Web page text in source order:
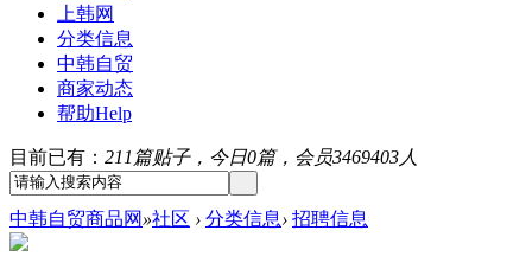
上韩网
分类信息
中韩自贸
商家动态
帮助Help
目前已有： 211篇贴子，今日0篇，会员3469403人
中韩自贸商品网 »社区 › 分类信息› 招聘信息